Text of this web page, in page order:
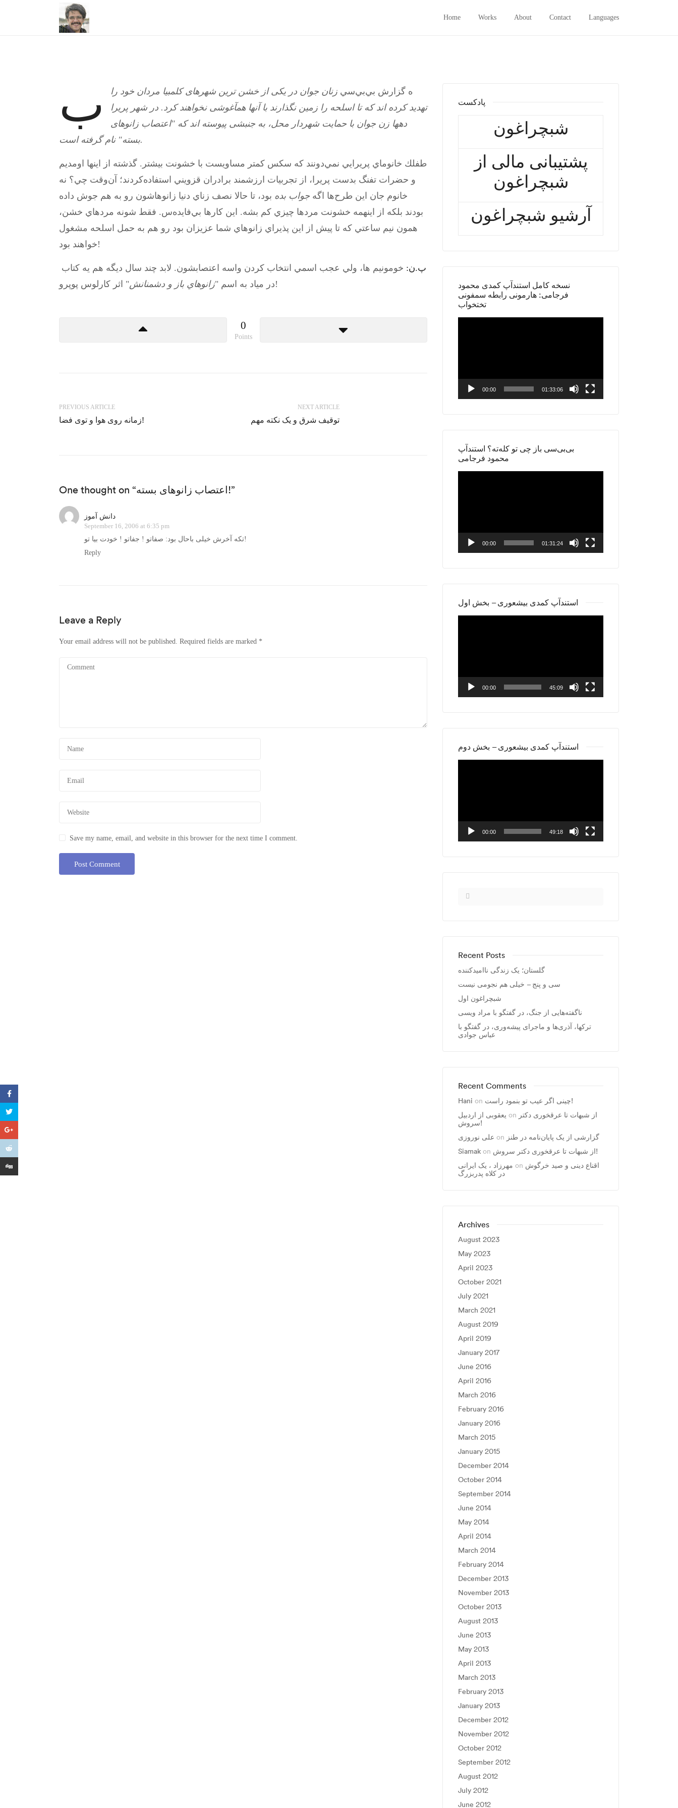
Home Works About Contact Languages
ب ه گزارش بي‌بي‌سيزنان جوان در يکی از خشن ترين شهرهای کلمبيا مردان خود را
تهديد کرده اند که تا اسلحه را زمين نگذارند با آنها همآغوشی نخواهند کرد. در شهر پريرا
دهها زن جوان با حمايت شهردار محل، به جنبشی پيوسته اند که "اعتصاب زانوهای
بسته" نام گرفته است.
طفلك خانوماي پريرايي نمي‌دونند كه سكس كمتر مساويست با خشونت بيشتر. گذشته از اينها اومديم
و حضرات تفنگ بدست پريرا، از تجربيات ارزشمند برادران قزويني استفاده‌كردند؛ آن‌وقت چي؟ نه
خانوم جان اين طرح‌ها اگه جواب بده بود، تا حالا نصف زناي دنيا زانوهاشون رو به هم جوش داده
بودند بلكه از اينهمه خشونت مردها چيزي كم بشه. اين كارها بي‌فايده‌س. فقط شونه مردهاي خشن،
همون نيم ساعتي كه تا پيش از اين پذيراي زانوهاي شما عزيزان بود رو هم به حمل اسلحه مشغول
خواهند بود!
پ.ن: خومونيم ها، ولي عجب اسمي انتخاب كردن واسه اعتصابشون. لابد چند سال ديگه هم يه كتاب
در مياد به اسم "زانوهاي باز و دشمنانش " اثر كارلوس پوپرو!
0
Points
PREVIOUS ARTICLE
زمانه روی هوا و توی فضا!
NEXT ARTICLE
توقیف شرق و یک نکته مهم
One thought on “اعتصاب زانوهای بسته!”
دانش آموز
September 16, 2006 at 6:35 pm
تکه آخرش خیلی باحال بود: صفاتو ! جفاتو ! خودت بیا تو!
Reply
Leave a Reply
Your email address will not be published. Required fields are marked *
Save my name, email, and website in this browser for the next time I comment.
پادکست
شبچراغون
پشتیبانی مالی از
شبچراغون
آرشیو شبچراغون
نسخه کامل استندآپ کمدی محمود
فرجامی: هارمونی رابطه سمفونی
تختخواب
00:00 01:33:06
بی‌بی‌سی باز چی تو کله‌ته؟ استندآپ
محمود فرجامی
00:00 01:31:24
استندآپ کمدی بیشعوری – بخش اول
00:00 45:09
استندآپ کمدی بیشعوری – بخش دوم
00:00 49:18
Recent Posts
گلستان؛ یک زندگی ناامیدکننده
سی و پنج – خیلی هم نجومی نیست
شبچراغون اول
ناگفته‌هایی از جنگ، در گفتگو با مراد ویسی
ترکها، آذری‌ها و ماجرای پیشه‌وری، در گفتگو با
عباس جوادی
Recent Comments
Hani on
چینی اگر عیب تو بنمود راست!
یعقوبی از اردبیل on از شبهات تا عرقخوری دکتر
سروش!
علی نوروزی on گزارشی از یک پایان‌نامه در طنز
Siamak on
از شبهات تا عرقخوری دکتر سروش!
مهرزاد ، يک ايرانی on اقناع دینی و صید خرگوش
در کلاه پدربزرگ
Archives
August 2023
May 2023
April 2023
October 2021
July 2021
March 2021
August 2019
April 2019
January 2017
June 2016
April 2016
March 2016
February 2016
January 2016
March 2015
January 2015
December 2014
October 2014
September 2014
June 2014
May 2014
April 2014
March 2014
February 2014
December 2013
November 2013
October 2013
August 2013
June 2013
May 2013
April 2013
March 2013
February 2013
January 2013
December 2012
November 2012
October 2012
September 2012
August 2012
July 2012
June 2012